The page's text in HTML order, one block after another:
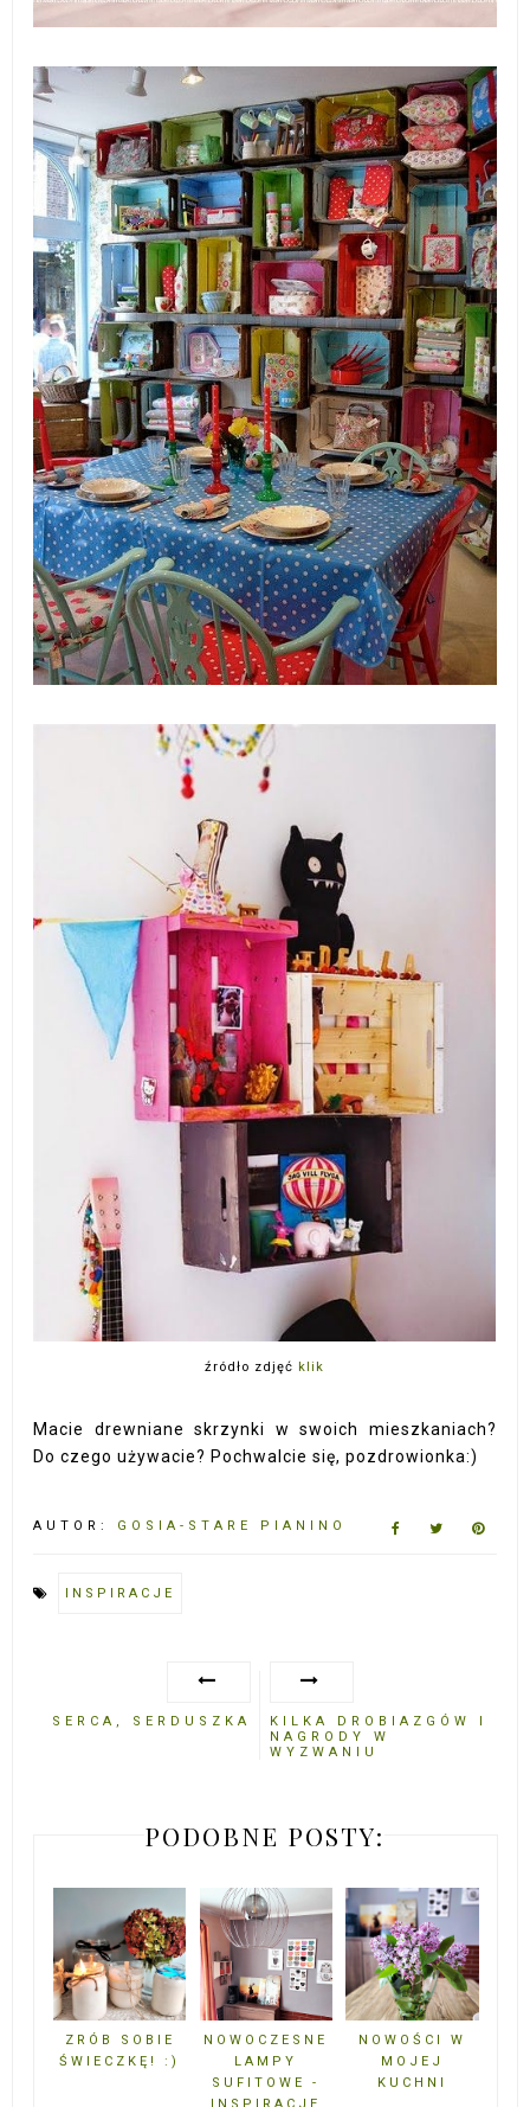
źródło zdjęćklik
Macie drewniane skrzynki w swoich mieszkaniach?
Do czego używacie? Pochwalcie się, pozdrowionka:)
AUTOR: GOSIA-STARE PIANINO
INSPIRACJE
SERCA, SERDUSZKA
KILKA DROBIAZGÓW I
NAGRODY W
WYZWANIU
PODOBNE POSTY:
ZRÓB SOBIE
ŚWIECZKĘ! :)
NOWOCZESNE
LAMPY
SUFITOWE -
NOWOŚCI W
MOJEJ
KUCHNI